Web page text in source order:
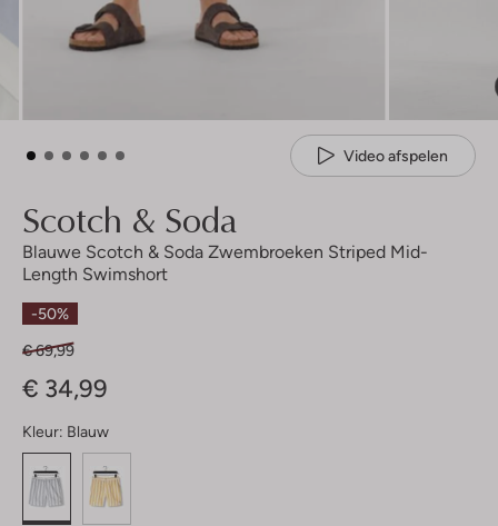
Video afspelen
Scotch & Soda
Blauwe Scotch & Soda Zwembroeken Striped Mid-
Length Swimshort
-50%
€ 69,99
€ 34,99
Kleur: Blauw